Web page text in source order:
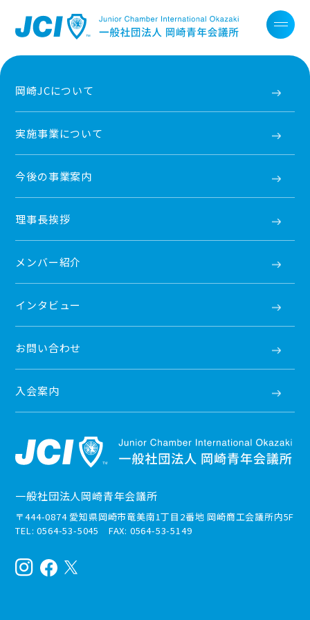
岡崎JCについて
実施事業について
今後の事業案内
理事長挨拶
メンバー紹介
インタビュー
お問い合わせ
入会案内
一般社団法人岡崎青年会議所
〒444-0874 愛知県岡崎市竜美南1丁目2番地 岡崎商工会議所内5F
TEL: 0564-53-5045 FAX: 0564-53-5149